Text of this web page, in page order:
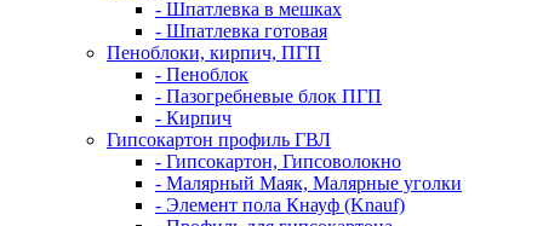
- Шпатлевка в мешках
- Шпатлевка готовая
Пеноблоки, кирпич, ПГП
- Пеноблок
- Пазогребневые блок ПГП
- Кирпич
Гипсокартон профиль ГВЛ
- Гипсокартон, Гипсоволокно
- Малярный Маяк, Малярные уголки
- Элемент пола Кнауф (Knauf)